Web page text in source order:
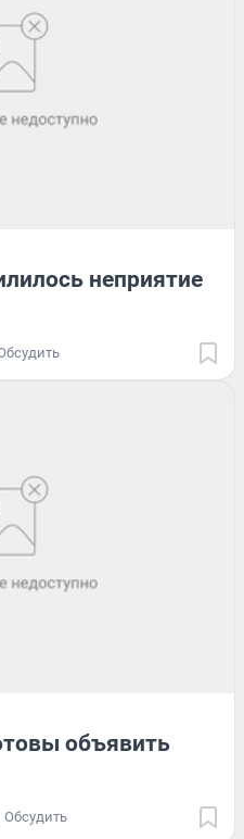
неприятие
объявить
Обсудить